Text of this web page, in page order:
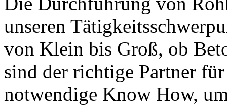
unseren
von Klein bis Groß, ob
sind der richtige Partner
notwendige Know How,